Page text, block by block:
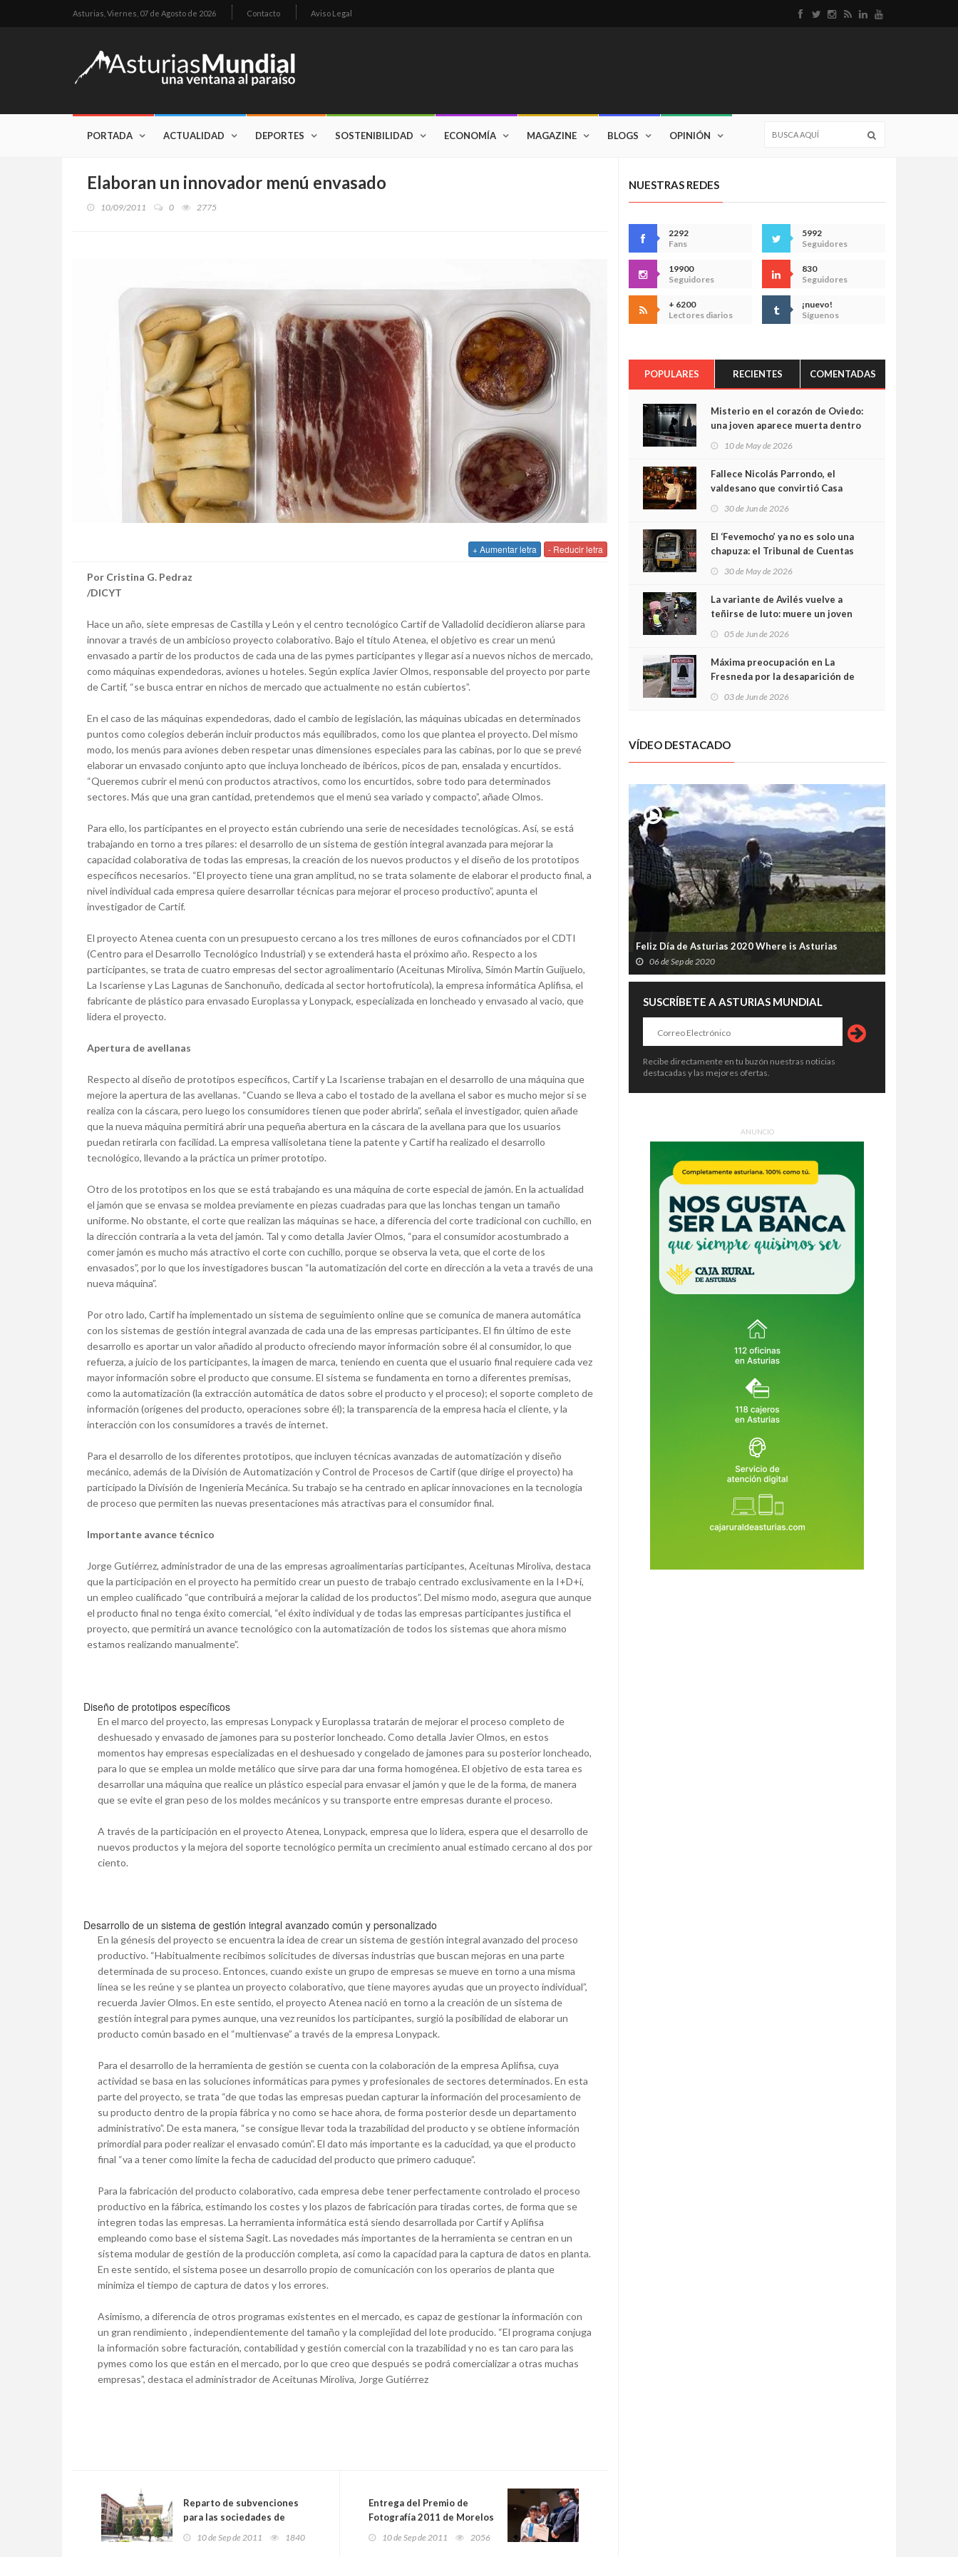
Asturias, Viernes, 07 de Agosto de 2026 Contacto Aviso Legal
PORTADA ACTUALIDAD DEPORTES SOSTENIBILIDAD ECONOMÍA MAGAZINE BLOGS OPINIÓN
Elaboran un innovador menú envasado
10/09/2011 0 2775
+ Aumentar letra - Reducir letra
Por Cristina G. Pedraz
/DICYT
Hace un año, siete empresas de Castilla y León y el centro tecnológico Cartif de Valladolid decidieron aliarse para
innovar a través de un ambicioso proyecto colaborativo. Bajo el título Atenea, el objetivo es crear un menú
envasado a partir de los productos de cada una de las pymes participantes y llegar así a nuevos nichos de mercado,
como máquinas expendedoras, aviones u hoteles. Según explica Javier Olmos, responsable del proyecto por parte
de Cartif, “se busca entrar en nichos de mercado que actualmente no están cubiertos”.
En el caso de las máquinas expendedoras, dado el cambio de legislación, las máquinas ubicadas en determinados
puntos como colegios deberán incluir productos más equilibrados, como los que plantea el proyecto. Del mismo
modo, los menús para aviones deben respetar unas dimensiones especiales para las cabinas, por lo que se prevé
elaborar un envasado conjunto apto que incluya loncheado de ibéricos, picos de pan, ensalada y encurtidos.
“Queremos cubrir el menú con productos atractivos, como los encurtidos, sobre todo para determinados
sectores. Más que una gran cantidad, pretendemos que el menú sea variado y compacto”, añade Olmos.
Para ello, los participantes en el proyecto están cubriendo una serie de necesidades tecnológicas. Así, se está
trabajando en torno a tres pilares: el desarrollo de un sistema de gestión integral avanzada para mejorar la
capacidad colaborativa de todas las empresas, la creación de los nuevos productos y el diseño de los prototipos
específicos necesarios. “El proyecto tiene una gran amplitud, no se trata solamente de elaborar el producto final, a
nivel individual cada empresa quiere desarrollar técnicas para mejorar el proceso productivo”, apunta el
investigador de Cartif.
El proyecto Atenea cuenta con un presupuesto cercano a los tres millones de euros cofinanciados por el CDTI
(Centro para el Desarrollo Tecnológico Industrial) y se extenderá hasta el próximo año. Respecto a los
participantes, se trata de cuatro empresas del sector agroalimentario (Aceitunas Miroliva, Simón Martín Guijuelo,
La Iscariense y Las Lagunas de Sanchonuño, dedicada al sector hortofrutícola), la empresa informática Aplifisa, el
fabricante de plástico para envasado Europlassa y Lonypack, especializada en loncheado y envasado al vacio, que
lidera el proyecto.
Apertura de avellanas
Respecto al diseño de prototipos específicos, Cartif y La Iscariense trabajan en el desarrollo de una máquina que
mejore la apertura de las avellanas. “Cuando se lleva a cabo el tostado de la avellana el sabor es mucho mejor si se
realiza con la cáscara, pero luego los consumidores tienen que poder abrirla”, señala el investigador, quien añade
que la nueva máquina permitirá abrir una pequeña abertura en la cáscara de la avellana para que los usuarios
puedan retirarla con facilidad. La empresa vallisoletana tiene la patente y Cartif ha realizado el desarrollo
tecnológico, llevando a la práctica un primer prototipo.
Otro de los prototipos en los que se está trabajando es una máquina de corte especial de jamón. En la actualidad
el jamón que se envasa se moldea previamente en piezas cuadradas para que las lonchas tengan un tamaño
uniforme. No obstante, el corte que realizan las máquinas se hace, a diferencia del corte tradicional con cuchillo, en
la dirección contraria a la veta del jamón. Tal y como detalla Javier Olmos, “para el consumidor acostumbrado a
comer jamón es mucho más atractivo el corte con cuchillo, porque se observa la veta, que el corte de los
envasados”, por lo que los investigadores buscan “la automatización del corte en dirección a la veta a través de una
nueva máquina”.
Por otro lado, Cartif ha implementado un sistema de seguimiento online que se comunica de manera automática
con los sistemas de gestión integral avanzada de cada una de las empresas participantes. El fin último de este
desarrollo es aportar un valor añadido al producto ofreciendo mayor información sobre él al consumidor, lo que
refuerza, a juicio de los participantes, la imagen de marca, teniendo en cuenta que el usuario final requiere cada vez
mayor información sobre el producto que consume. El sistema se fundamenta en torno a diferentes premisas,
como la automatización (la extracción automática de datos sobre el producto y el proceso); el soporte completo de
información (orígenes del producto, operaciones sobre él); la transparencia de la empresa hacia el cliente, y la
interacción con los consumidores a través de internet.
Para el desarrollo de los diferentes prototipos, que incluyen técnicas avanzadas de automatización y diseño
mecánico, además de la División de Automatización y Control de Procesos de Cartif (que dirige el proyecto) ha
participado la División de Ingeniería Mecánica. Su trabajo se ha centrado en aplicar innovaciones en la tecnología
de proceso que permiten las nuevas presentaciones más atractivas para el consumidor final.
Importante avance técnico
Jorge Gutiérrez, administrador de una de las empresas agroalimentarias participantes, Aceitunas Miroliva, destaca
que la participación en el proyecto ha permitido crear un puesto de trabajo centrado exclusivamente en la I+D+i,
un empleo cualificado “que contribuirá a mejorar la calidad de los productos”. Del mismo modo, asegura que aunque
el producto final no tenga éxito comercial, “el éxito individual y de todas las empresas participantes justifica el
proyecto, que permitirá un avance tecnológico con la automatización de todos los sistemas que ahora mismo
estamos realizando manualmente”.
Diseño de prototipos específicos
En el marco del proyecto, las empresas Lonypack y Europlassa tratarán de mejorar el proceso completo de
deshuesado y envasado de jamones para su posterior loncheado. Como detalla Javier Olmos, en estos
momentos hay empresas especializadas en el deshuesado y congelado de jamones para su posterior loncheado,
para lo que se emplea un molde metálico que sirve para dar una forma homogénea. El objetivo de esta tarea es
desarrollar una máquina que realice un plástico especial para envasar el jamón y que le de la forma, de manera
que se evite el gran peso de los moldes mecánicos y su transporte entre empresas durante el proceso.
A través de la participación en el proyecto Atenea, Lonypack, empresa que lo lidera, espera que el desarrollo de
nuevos productos y la mejora del soporte tecnológico permita un crecimiento anual estimado cercano al dos por
ciento.
Desarrollo de un sistema de gestión integral avanzado común y personalizado
En la génesis del proyecto se encuentra la idea de crear un sistema de gestión integral avanzado del proceso
productivo. “Habitualmente recibimos solicitudes de diversas industrias que buscan mejoras en una parte
determinada de su proceso. Entonces, cuando existe un grupo de empresas se mueve en torno a una misma
línea se les reúne y se plantea un proyecto colaborativo, que tiene mayores ayudas que un proyecto individual”,
recuerda Javier Olmos. En este sentido, el proyecto Atenea nació en torno a la creación de un sistema de
gestión integral para pymes aunque, una vez reunidos los participantes, surgió la posibilidad de elaborar un
producto común basado en el “multienvase” a través de la empresa Lonypack.
Para el desarrollo de la herramienta de gestión se cuenta con la colaboración de la empresa Aplifisa, cuya
actividad se basa en las soluciones informáticas para pymes y profesionales de sectores determinados. En esta
parte del proyecto, se trata “de que todas las empresas puedan capturar la información del procesamiento de
su producto dentro de la propia fábrica y no como se hace ahora, de forma posterior desde un departamento
administrativo”. De esta manera, “se consigue llevar toda la trazabilidad del producto y se obtiene información
primordial para poder realizar el envasado común”. El dato más importante es la caducidad, ya que el producto
final “va a tener como límite la fecha de caducidad del producto que primero caduque”.
Para la fabricación del producto colaborativo, cada empresa debe tener perfectamente controlado el proceso
productivo en la fábrica, estimando los costes y los plazos de fabricación para tiradas cortes, de forma que se
integren todas las empresas. La herramienta informática está siendo desarrollada por Cartif y Aplifisa
empleando como base el sistema Sagit. Las novedades más importantes de la herramienta se centran en un
sistema modular de gestión de la producción completa, así como la capacidad para la captura de datos en planta.
En este sentido, el sistema posee un desarrollo propio de comunicación con los operarios de planta que
minimiza el tiempo de captura de datos y los errores.
Asimismo, a diferencia de otros programas existentes en el mercado, es capaz de gestionar la información con
un gran rendimiento , independientemente del tamaño y la complejidad del lote producido. “El programa conjuga
la información sobre facturación, contabilidad y gestión comercial con la trazabilidad y no es tan caro para las
pymes como los que están en el mercado, por lo que creo que después se podrá comercializar a otras muchas
empresas”, destaca el administrador de Aceitunas Miroliva, Jorge Gutiérrez
Reparto de subvenciones
para las sociedades de
festejos, ONG y
asociaciones culturales y de
10 de Sep de 2011 1840
Entrega del Premio de
Fotografía 2011 de Morelos
e inaugurada la Exposición
Morelos FotoFest
10 de Sep de 2011 2056
NUESTRAS REDES
2292
Fans
5992
Seguidores
19900
Seguidores
830
Seguidores
+ 6200
Lectores diarios
¡nuevo!
Síguenos
POPULARES RECIENTES COMENTADAS
Misterio en el corazón de Oviedo:
una joven aparece muerta dentro
cámaras captan sus últimos
minutos
10 de May de 2026
Fallece Nicolás Parrondo, el
valdesano que convirtió Casa
30 de Jun de 2026
El ‘Fevemocho’ ya no es solo una
chapuza: el Tribunal de Cuentas
sobrecoste de los trenes que no
cabían por los túneles
30 de May de 2026
La variante de Avilés vuelve a
teñirse de luto: muere un joven
05 de Jun de 2026
Máxima preocupación en La
Fresneda por la desaparición de
03 de Jun de 2026
VÍDEO DESTACADO
Feliz Día de Asturias 2020 Where is Asturias
06 de Sep de 2020
SUSCRÍBETE A ASTURIAS MUNDIAL
Recibe directamente en tu buzón nuestras noticias
destacadas y las mejores ofertas.
ANUNCIO